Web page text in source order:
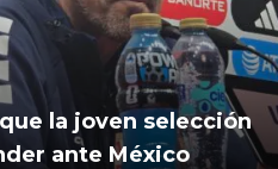
la joven selección
ante México